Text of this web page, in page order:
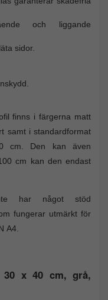
och liggande
sidor.
finns i färgerna matt
samt i standardformat
Den kan även
cm kan den endast
har något stöd
fungerar utmärkt för
A4.
30 x 40 cm, grå,